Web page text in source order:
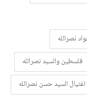
نصرالله
فلسطين والسيد نصرالله
اغتيال السيد حسن نصرالله